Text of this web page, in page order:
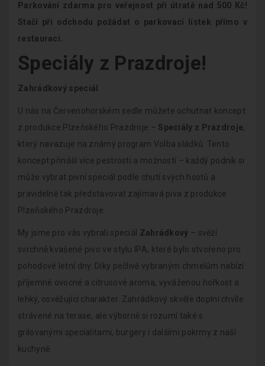
Parkování zdarma pro veřejnost při útratě nad 500 Kč!
Stačí při odchodu požádat o parkovací lístek přímo v
restauraci.
Speciály z Prazdroje!
Zahrádkový speciál
U nás na Červenohorském sedle můžete ochutnat koncept
z produkce Plzeňského Prazdroje – Speciály z Prazdroje,
který navazuje na známý program Volba sládků. Tento
koncept přináší více pestrosti a možností – každý podnik si
může vybrat pivní speciál podle chutí svých hostů a
pravidelně tak představovat zajímavá piva z produkce
Plzeňského Prazdroje.
My jsme pro vás vybrali speciál Zahrádkový – svěží
svrchně kvašené pivo ve stylu IPA, které bylo stvořeno pro
pohodové letní dny. Díky pečlivě vybraným chmelům nabízí
příjemné ovocné a citrusové aroma, vyváženou hořkost a
lehký, osvěžující charakter. Zahrádkový skvěle doplní chvíle
strávené na terase, ale výborně si rozumí také s
grilovanými specialitami, burgery i dalšími pokrmy z naší
kuchyně.